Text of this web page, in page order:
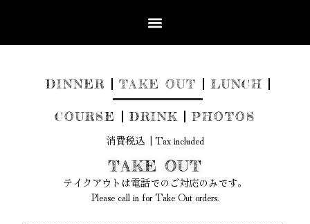
DINNER TAKE OUT LUNCH
COURSE DRINK
PHOTOS
消費税込 | Tax included
TAKE OUT
テイクアウトは電話でのご対応のみです。
Please call in for Take Out orders.